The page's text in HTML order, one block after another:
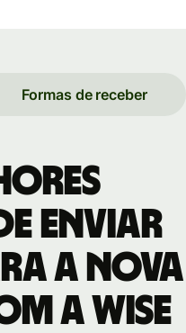
Formas de receber
enviar
a Nova
a Wise